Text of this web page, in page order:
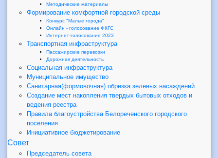
Методические материалы
Формирование комфортной городской среды
Конкурс "Малые города"
Онлайн - голосование ФКГС
Интернет-голосование 2023
Транспортная инфраструктура
Пассажирские перевозки
Дорожная деятельность
Социальная инфраструктура
Муниципальное имущество
Санитарная(формовочная) обрезка зеленых насаждений
Создание мест накопления твердых бытовых отходов и
ведения реестра
Правила благоустройства Белореченского городского
поселения
Инициативное бюджетирование
Совет
Председатель совета